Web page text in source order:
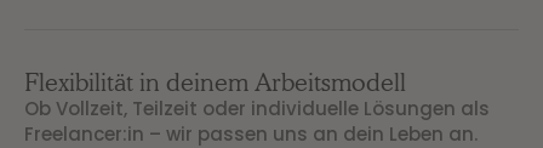
Flexibilität in deinem Arbeitsmodell
Ob Vollzeit, Teilzeit oder individuelle Lösungen als
Freelancer:in – wir passen uns an dein Leben an.